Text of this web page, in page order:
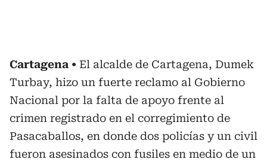
Cartagena
El alcalde de Cartagena, Dumek
Turbay, hizo un fuerte reclamo al Gobierno
Nacional por la falta de apoyo frente al
crimen registrado en el corregimiento de
Pasacaballos, en donde dos policías y un civil
fueron asesinados con fusiles en medio de un